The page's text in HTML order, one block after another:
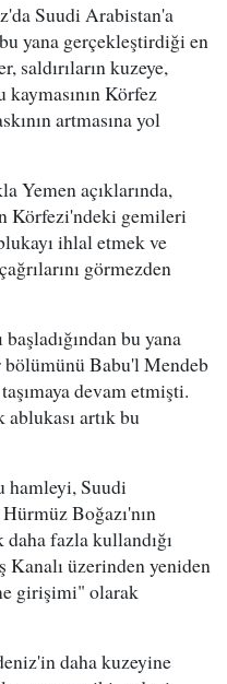
Suudi Arabistan'a
yana gerçekleştirdiği en
saldırıların kuzeye,
kaymasının Körfez
artmasına yol
Yemen açıklarında,
Körfezi'ndeki gemileri
ihlal etmek ve
görmezden
bu yana
Babu'l Mendeb
devam etmişti.
artık bu
hamleyi, Suudi
Boğazı'nın
daha fazla kullandığı
Kanalı üzerinden yeniden
girişimi" olarak
daha kuzeyine